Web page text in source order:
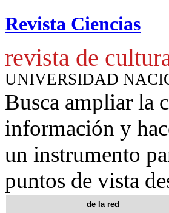
Revista Ciencias
revista de
UNIVERSIDAD
Busca ampliar la
información y
un instrumento
puntos de vista
de la red